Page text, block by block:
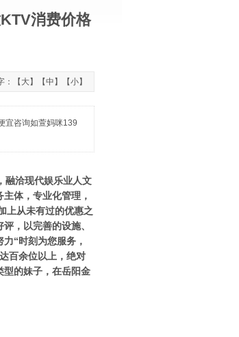
消费价格
：【 大】【中 】【小】
宜咨询如萱妈咪139
融洽现代娱乐业人文
体，专业化管理，
上从未有过的优惠之
，以完善的设施、
“时刻为您服务，
百余位以上，绝对
型的妹子，在岳阳金